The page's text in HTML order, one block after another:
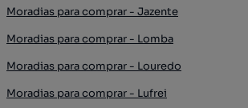
Moradias para comprar - Jazente
Moradias para comprar - Lomba
Moradias para comprar - Louredo
Moradias para comprar - Lufrei